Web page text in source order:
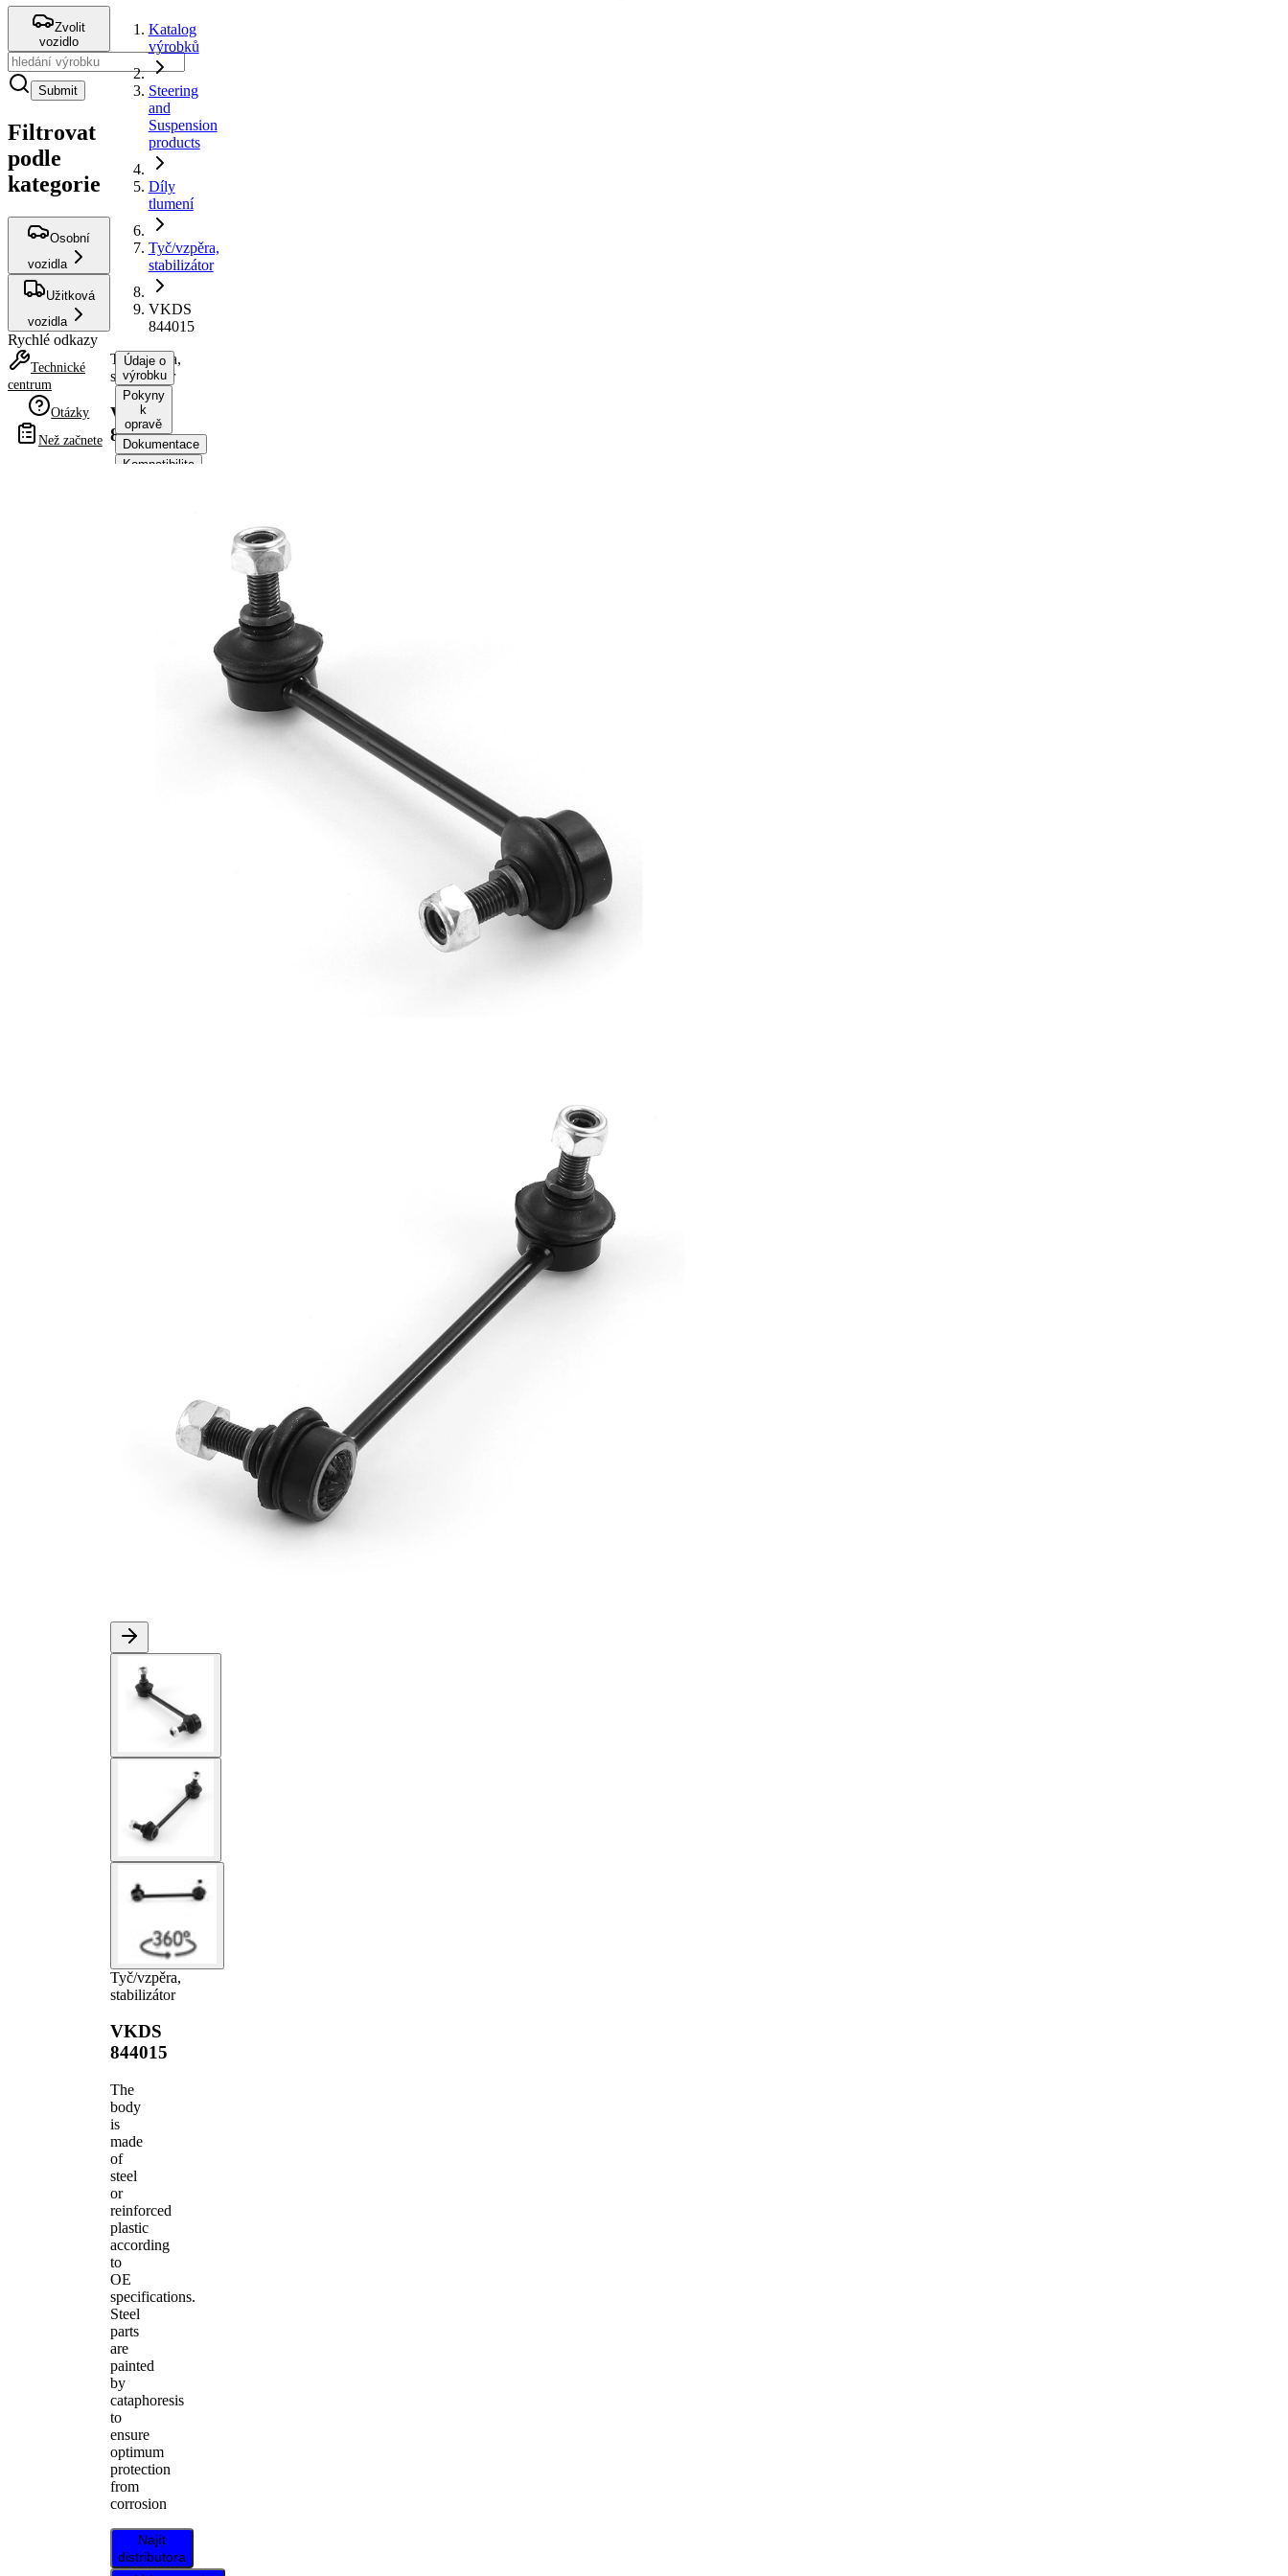
Zvolit
vozidlo
Submit
Filtrovat
podle
kategorie
Osobní
vozidla
Užitková
vozidla
Rychlé odkazy
Technické
centrum
Otázky
Než začnete
Katalog
výrobků
Steering
and
Suspension
products
Díly
tlumení
Tyč/vzpěra,
stabilizátor
VKDS
844015
Tyč/vzpěra,
stabilizátor
VKDS
844015
Tyč/vzpěra,
stabilizátor
VKDS
844015
The
body
is
made
of
steel
or
reinforced
plastic
according
to
OE
specifications.
Steel
parts
are
painted
by
cataphoresis
to
ensure
optimum
protection
from
corrosion
Najít
distributora
Údaje o
výrobku
Pokyny
k
opravě
Dokumentace
Kompatibilita
Hodnota
155 mm
spojovací
syntetickým
tukem
M10 x 1,25